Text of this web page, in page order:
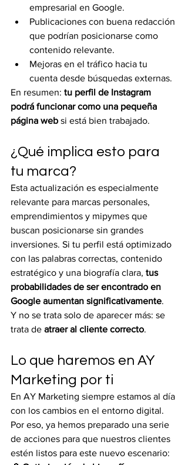
empresarial en Google.
Publicaciones con buena redacción
que podrían posicionarse como
contenido relevante.
Mejoras en el tráfico hacia tu
cuenta desde búsquedas externas.
En resumen: tu perfil de Instagram
podrá funcionar como una pequeña
página web si está bien trabajado.
¿Qué implica esto para
tu marca?
Esta actualización es especialmente
relevante para marcas personales,
emprendimientos y mipymes que
buscan posicionarse sin grandes
inversiones. Si tu perfil está optimizado
con las palabras correctas, contenido
estratégico y una biografía clara, tus
probabilidades de ser encontrado en
Google aumentan significativamente.
Y no se trata solo de aparecer más: se
trata de atraer al cliente correcto.
Lo que haremos en AY
Marketing por ti
En AY Marketing siempre estamos al día
con los cambios en el entorno digital.
Por eso, ya hemos preparado una serie
de acciones para que nuestros clientes
estén listos para este nuevo escenario: